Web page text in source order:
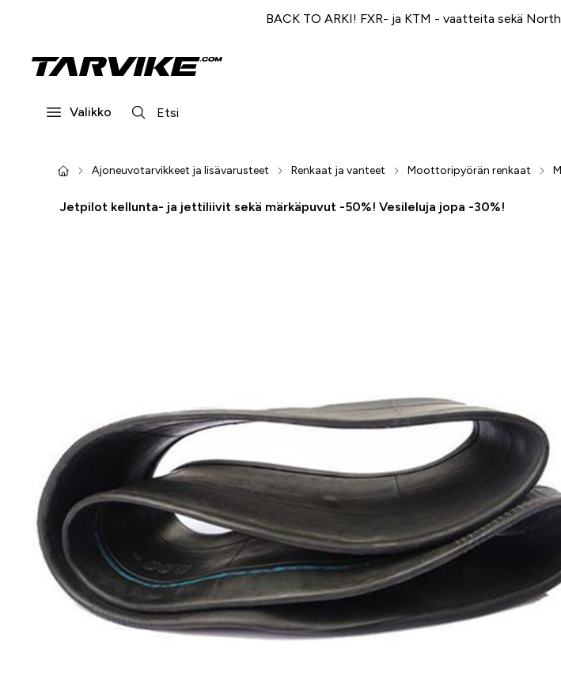
BACK TO ARKI! FXR- ja KTM - vaatteita sekä
Valikko
Ajoneuvotarvikkeet ja lisävarusteet Renkaat ja vanteet Moottoripyörän renkaat
Jetpilot kellunta- ja jettiliivit sekä märkäpuvut -50%! Vesileluja jopa -30%!